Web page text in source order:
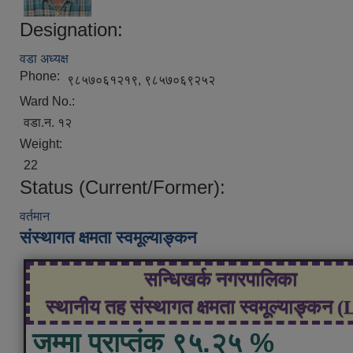
Designation:
वडा अध्यक्ष
Phone:
९८५७०६१२१९, ९८५७०६९२५२
Ward No.:
वडा.न. १२
Weight:
22
Status (Current/Former):
वर्तमान
संस्थागत क्षमता स्वमूल्याङ्कन
सन्धिखर्क नगरपालिका
स्थानीय तह संस्थागत क्षमता स्वमूल्याङ्कन
जम्मा प्राप्तंक ९५.२५ %